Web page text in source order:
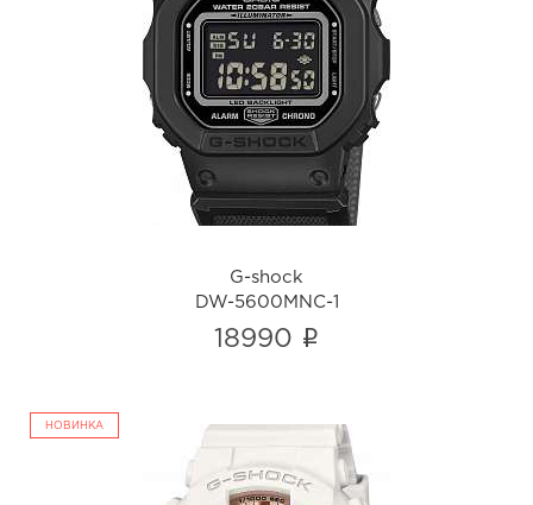
G-shock
DW-5600MNC-1
i
G-shock
DW-5600MNC-1
18990 i
НОВИНКА